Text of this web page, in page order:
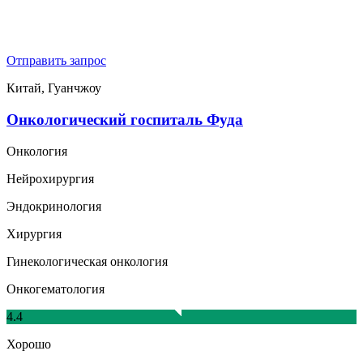
Отправить запрос
Китай, Гуанчжоу
Онкологический госпиталь Фуда
Онкология
Нейрохирургия
Эндокринология
Хирургия
Гинекологическая онкология
Онкогематология
4.4
Хорошо